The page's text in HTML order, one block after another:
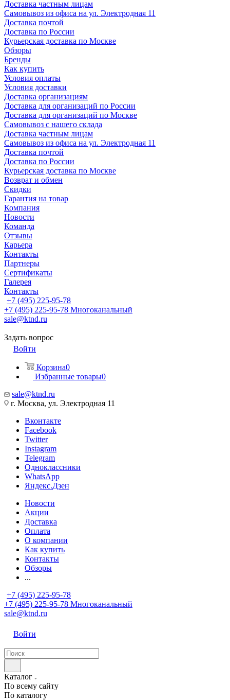
Доставка частным лицам
Самовывоз из офиса на ул. Электродная 11
Доставка почтой
Доставка по России
Курьерская доставка по Москве
Обзоры
Бренды
Как купить
Условия оплаты
Условия доставки
Доставка организациям
Доставка для организаций по России
Доставка для организаций по Москве
Самовывоз с нашего склада
Доставка частным лицам
Самовывоз из офиса на ул. Электродная 11
Доставка почтой
Доставка по России
Курьерская доставка по Москве
Возврат и обмен
Скидки
Гарантия на товар
Компания
Новости
Команда
Отзывы
Карьера
Контакты
Партнеры
Сертификаты
Галерея
Контакты
+7 (495) 225-95-78
+7 (495) 225-95-78 Многоканальный
sale@ktnd.ru
Задать вопрос
Войти
Корзина0
Избранные товары0
sale@ktnd.ru
г. Москва, ул. Электродная 11
Вконтакте
Facebook
Twitter
Instagram
Telegram
Одноклассники
WhatsApp
Яндекс.Дзен
Новости
Акции
Доставка
Оплата
О компании
Как купить
Контакты
Обзоры
...
+7 (495) 225-95-78
+7 (495) 225-95-78 Многоканальный
sale@ktnd.ru
Войти
Каталог
По всему сайту
По каталогу